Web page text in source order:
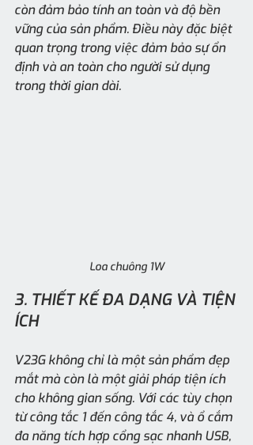
còn đảm bảo tính an toàn và độ bền
vững của sản phẩm. Điều này đặc biệt
quan trọng trong việc đảm bảo sự ổn
định và an toàn cho người sử dụng
trong thời gian dài.
Loa chuông 1W
3. THIẾT KẾ ĐA DẠNG VÀ TIỆN
ÍCH
V23G không chỉ là một sản phẩm đẹp
mắt mà còn là một giải pháp tiện ích
cho không gian sống. Với các tùy chọn
từ công tắc 1 đến công tắc 4, và ổ cắm
đa năng tích hợp cổng sạc nhanh USB,